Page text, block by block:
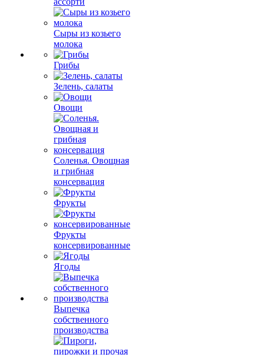
Сыры из козьего
молока
Грибы
Зелень, салаты
Овощи
Соленья. Овощная
и грибная
консервация
Фрукты
Фрукты
консервированные
Ягоды
Выпечка
собственного
производства